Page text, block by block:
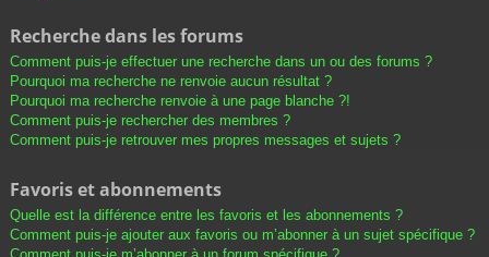
Recherche dans les forums
Comment puis-je effectuer une recherche dans un ou des forums ?
Pourquoi ma recherche ne renvoie aucun résultat ?
Pourquoi ma recherche renvoie à une page blanche ?!
Comment puis-je rechercher des membres ?
Comment puis-je retrouver mes propres messages et sujets ?
Favoris et abonnements
Quelle est la différence entre les favoris et les abonnements ?
Comment puis-je ajouter aux favoris ou m’abonner à un sujet spécifique ?